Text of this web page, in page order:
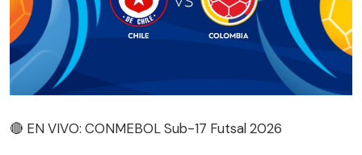
🔴 EN VIVO: CONMEBOL Sub-17 Futsal 2026